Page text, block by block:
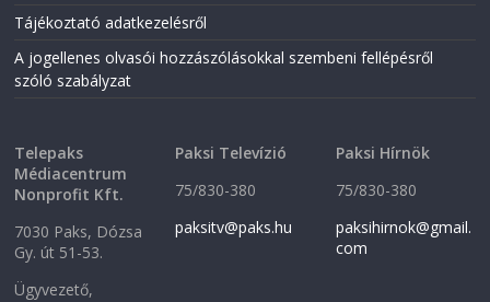
Tájékoztató adatkezelésről
A jogellenes olvasói hozzászólásokkal szembeni fellépésről
szóló szabályzat
Telepaks
Médiacentrum
Nonprofit Kft.
7030 Paks, Dózsa
Gy. út 51-53.
Ügyvezető,
Paksi Televízió
75/830-380
paksitv@paks.hu
Paksi Hírnök
75/830-380
paksihirnok@gmail.
com